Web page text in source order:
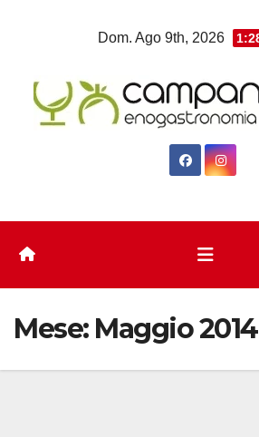
Dom. Ago 9th, 2026
Mese: Maggio 2014